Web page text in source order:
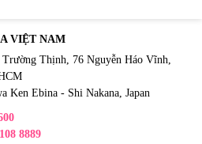
VIỆT NAM
Trường Thịnh, 76 Nguyễn Háo Vĩnh,
Ken Ebina - Shi Nakana, Japan
8889